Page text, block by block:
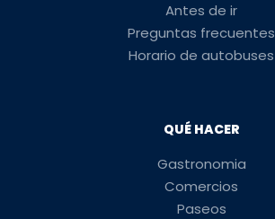
Antes de ir
Preguntas frecuentes
Horario de autobuses
QUÉ HACER
Gastronomia
Comercios
Paseos